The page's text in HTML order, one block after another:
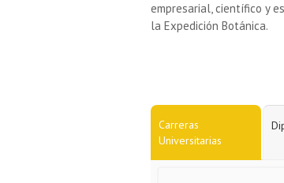
empresarial, científico y
la Expedición Botánica.
Carreras
Universitarias